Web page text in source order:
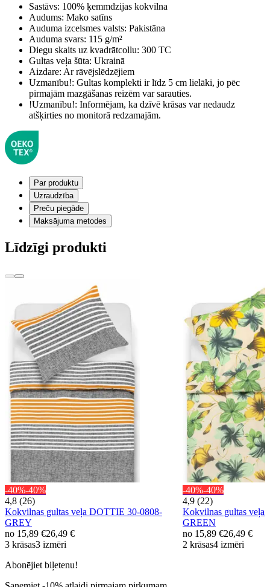
Sastāvs: 100% ķemmdzijas kokvilna
Audums: Mako satīns
Auduma izcelsmes valsts: Pakistāna
Auduma svars: 115 g/m²
Diegu skaits uz kvadrātcollu: 300 TC
Gultas veļa šūta: Ukrainā
Aizdare: Ar rāvējslēdzējiem
Uzmanību!: Gultas komplekti ir līdz 5 cm lielāki, jo pēc
pirmajām mazgāšanas reizēm var sarauties.
!Uzmanību!: Informējam, ka dzīvē krāsas var nedaudz
atšķirties no monitorā redzamajām.
Par produktu
Uzraudzība
Preču piegāde
Maksājuma metodes
Līdzīgi produkti
-40%-40%
4,8 (26)
Kokvilnas gultas veļa DOTTIE 30-0808-
GREY
no 15,89 €26,49 €
3 krāsas3 izmēri
-40%-40%
4,9 (22)
Kokvilnas gultas veļa
GREEN
no 15,89 €26,49 €
2 krāsas4 izmēri
Abonējiet biļetenu!